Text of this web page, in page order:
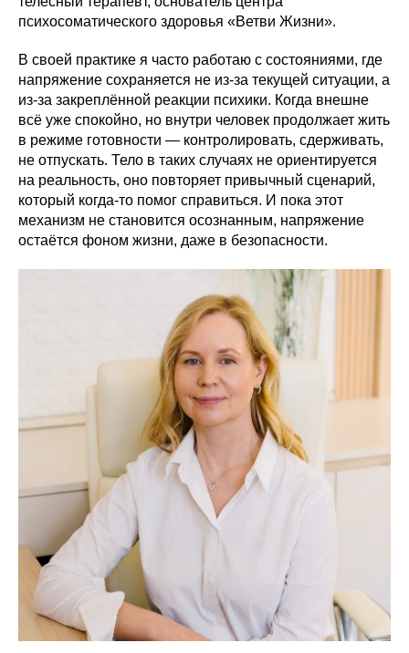
психосоматического здоровья «Ветви Жизни».
В своей практике я часто работаю с состояниями, где
напряжение сохраняется не из-за текущей ситуации, а
из-за закреплённой реакции психики. Когда внешне
всё уже спокойно, но внутри человек продолжает жить
в режиме готовности — контролировать, сдерживать,
не отпускать. Тело в таких случаях не ориентируется
на реальность, оно повторяет привычный сценарий,
который когда-то помог справиться. И пока этот
механизм не становится осознанным, напряжение
остаётся фоном жизни, даже в безопасности.